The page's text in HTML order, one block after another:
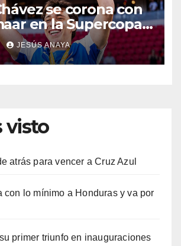
se corona con
en la Supercopa
Bajos
JESÚS ANAYA
visto
atrás para vencer a Cruz Azul
con lo mínimo a Honduras y va por
primer triunfo en inauguraciones